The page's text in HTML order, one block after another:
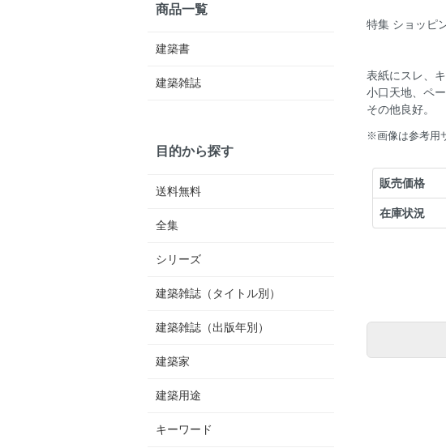
特集 ショッピ
表紙にスレ、
小口天地、ペ
その他良好。
※画像は参考用
販売価格
在庫状況
商品一覧
建築書
建築雑誌
目的から探す
送料無料
全集
シリーズ
建築雑誌（タイトル別）
建築雑誌（出版年別）
建築家
建築用途
キーワード